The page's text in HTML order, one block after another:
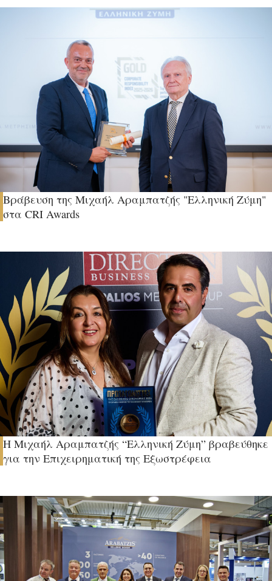
Βράβευση της Μιχαήλ Αραμπατζής "Ελληνική Ζύμη"
στα CRI Awards
H Μιχαήλ Αραμπατζής “Ελληνική Ζύμη” βραβεύθηκε
για την Επιχειρηματική της Εξωστρέφεια